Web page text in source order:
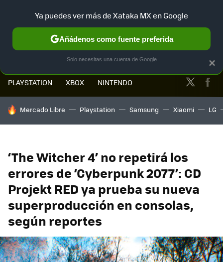
PLAYSTATION XBOX NINTENDO Twitter
HOY SE HABLA DE
Mercado Libre Playstation Samsung Xiaomi LG
‘The Witcher 4’ no repetirá los
errores de ‘Cyberpunk 2077’: CD
Projekt RED ya prueba su nueva
superproducción en consolas,
según reportes
×
Ya puedes ver más de Xataka MX en Google
Añádenos como fuente preferida
Solo necesitas una cuenta de Google